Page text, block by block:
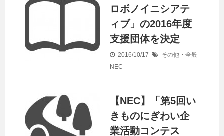
ロボノイニシアテ
ィブ」の2016年度
支援団体を決定
2016/10/17
その他・全般
NEC
【NEC】「第5回い
きものにぎわい企
業活動コンテス